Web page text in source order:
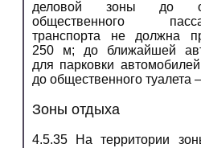
деловой зоны до
общественного
транспорта не должна
250 м; до ближайшей
для парковки
до общественного туалета
Зоны отдыха
4.5.35 На территории